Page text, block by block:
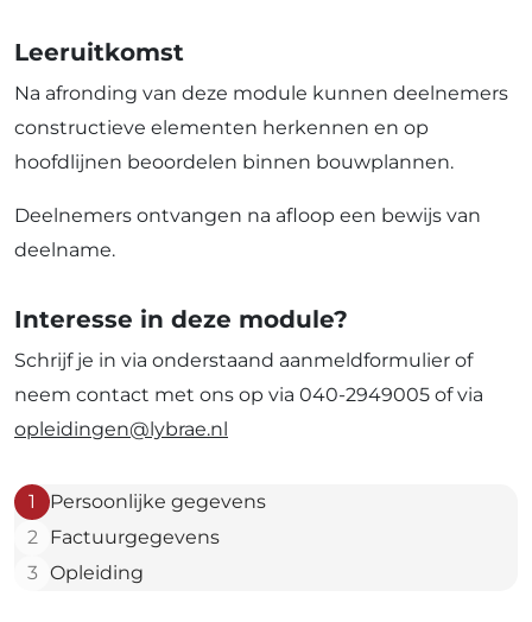
Leeruitkomst
Na afronding van deze module kunnen deelnemers
constructieve elementen herkennen en op
hoofdlijnen beoordelen binnen bouwplannen.
Deelnemers ontvangen na afloop een bewijs van
deelname.
Interesse in deze module?
Schrijf je in via onderstaand aanmeldformulier of
neem contact met ons op via 040-2949005 of via
opleidingen@lybrae.nl
1
Persoonlijke gegevens
2
Factuurgegevens
3 Opleiding